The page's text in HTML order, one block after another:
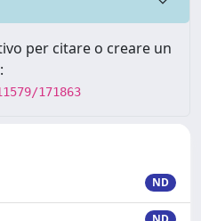
per citare o creare un
171863
ND